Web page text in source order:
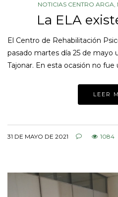
NOTICIAS CENTRO ARGA,
La ELA
El Centro de Rehabilitación
pasado martes día 25 de mayo
Tajonar. En esta ocasión no fue
LEER
31 DE MAYO DE 2021 1084